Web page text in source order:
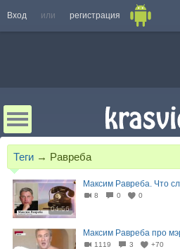
Вход или регистрация
Теги → Равреба
04:56
Максим Равреба. Что
8 0 0
Максим Равреба про
1119 3 +70